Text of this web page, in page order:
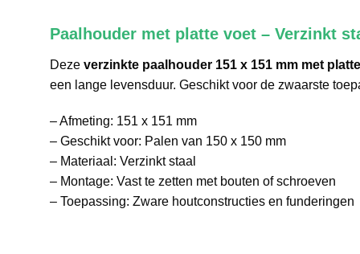
Paalhouder met platte voet – Verzinkt
Deze verzinkte paalhouder 151 x 151 mm met
een lange levensduur. Geschikt voor de zwaarste
– Afmeting: 151 x 151 mm
– Geschikt voor: Palen van 150 x 150 mm
– Materiaal: Verzinkt staal
– Montage: Vast te zetten met bouten of schroeven
– Toepassing: Zware houtconstructies en funderingen